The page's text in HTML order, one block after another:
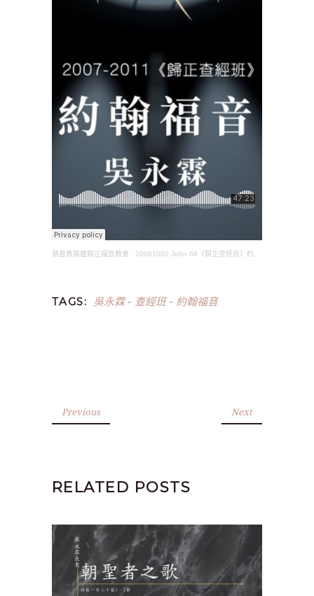
基督教高雄歸正福音教會 · 20081002 John 68《歸正查經班》約翰福音(吳永霖長老)
TAGS: 吳永霖- 查經班- 約翰福音
Previous Next
RELATED POSTS